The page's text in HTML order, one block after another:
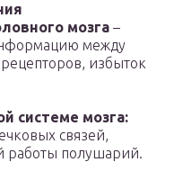
мозга –
между
избыток
системе мозга:
связей,
работы полушарий.